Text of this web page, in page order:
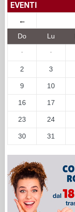
EVENTI
←
Do Lu
· ·
2 3
9 10
16 17
23 24
30 31